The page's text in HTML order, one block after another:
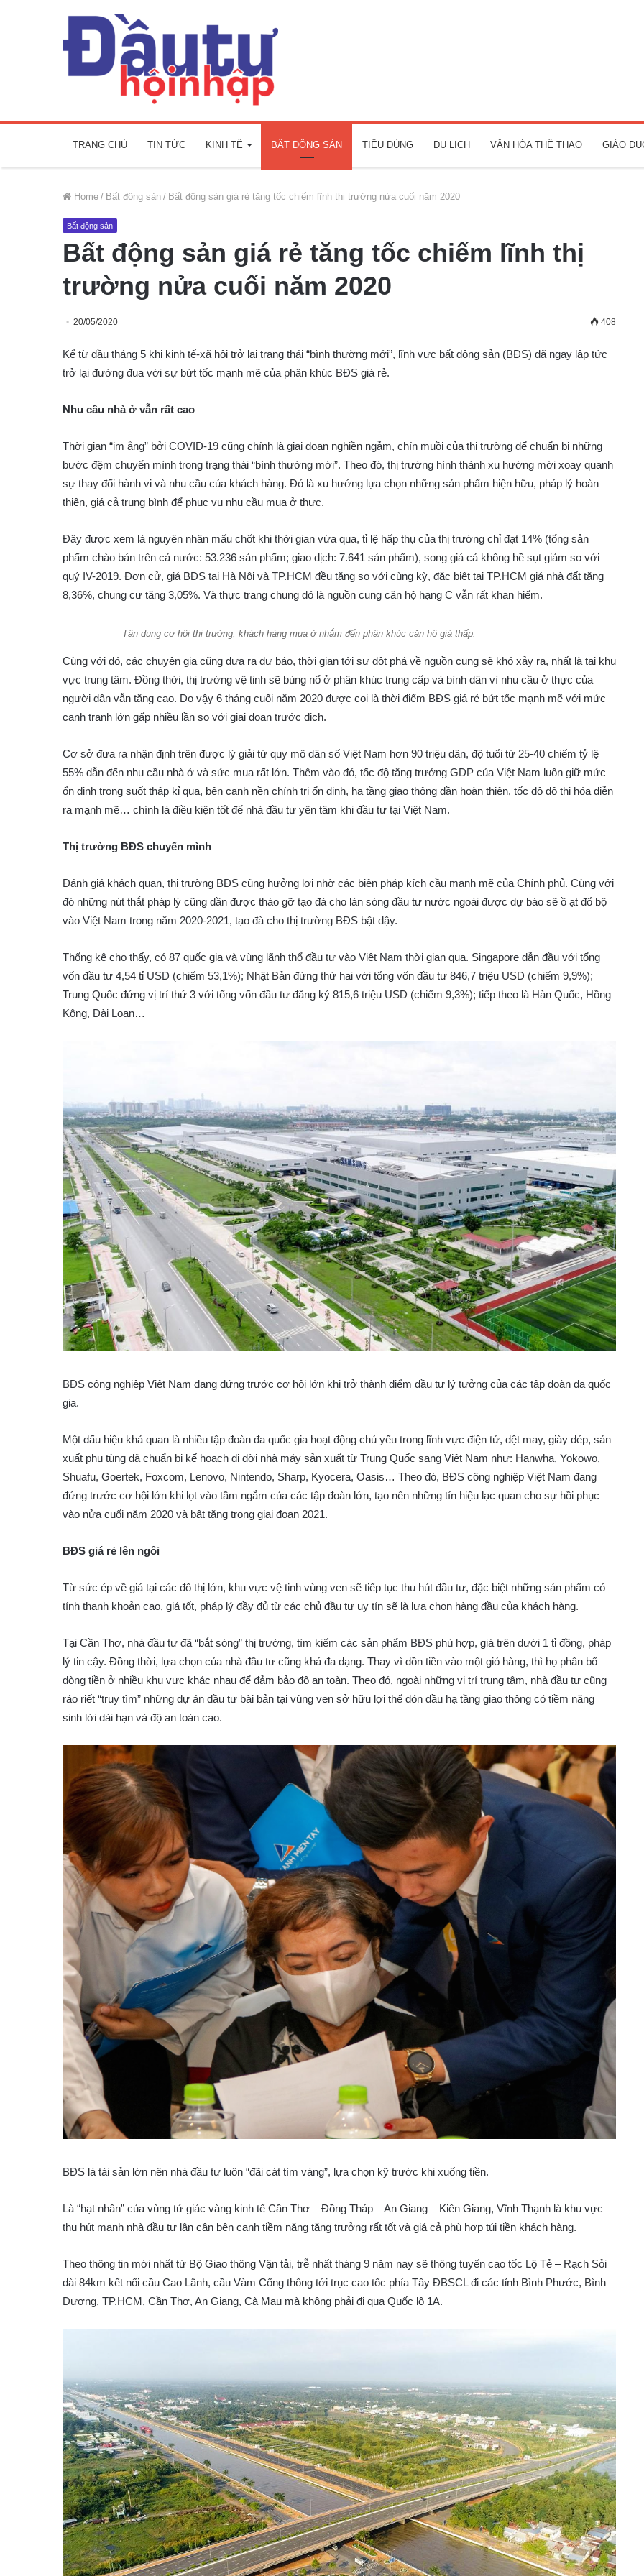
TRANG CHỦ TIN TỨC KINH TẾ BẤT ĐỘNG SẢN TIÊU DÙNG DU LỊCH VĂN HÓA THỂ THAO GIÁO
Home / Bất động sản / Bất động sản giá rẻ tăng tốc chiếm lĩnh thị trường nửa cuối năm 2020
Bất động sản
Bất động sản giá rẻ tăng tốc chiếm lĩnh thị
trường nửa cuối năm 2020
20/05/2020 408
Kể từ đầu tháng 5 khi kinh tế-xã hội trở lại trạng thái “bình thường mới”, lĩnh vực bất động sản (BĐS) đã ngay lập tức
trở lại đường đua với sự bứt tốc mạnh mẽ của phân khúc BĐS giá rẻ.
Nhu cầu nhà ở vẫn rất cao
Thời gian “im ắng” bởi COVID-19 cũng chính là giai đoạn nghiền ngẫm, chín muồi của thị trường để chuẩn bị những
bước đệm chuyển mình trong trạng thái “bình thường mới”. Theo đó, thị trường hình thành xu hướng mới xoay quanh
sự thay đổi hành vi và nhu cầu của khách hàng. Đó là xu hướng lựa chọn những sản phẩm hiện hữu, pháp lý hoàn
thiện, giá cả trung bình để phục vụ nhu cầu mua ở thực.
Đây được xem là nguyên nhân mấu chốt khi thời gian vừa qua, tỉ lệ hấp thụ của thị trường chỉ đạt 14% (tổng sản
phẩm chào bán trên cả nước: 53.236 sản phẩm; giao dịch: 7.641 sản phẩm), song giá cả không hề sụt giảm so với
quý IV-2019. Đơn cử, giá BĐS tại Hà Nội và TP.HCM đều tăng so với cùng kỳ, đặc biệt tại TP.HCM giá nhà đất tăng
8,36%, chung cư tăng 3,05%. Và thực trang chung đó là nguồn cung căn hộ hạng C vẫn rất khan hiếm.
Tận dụng cơ hội thị trường, khách hàng mua ở nhắm đến phân khúc căn hộ giá thấp.
Cùng với đó, các chuyên gia cũng đưa ra dự báo, thời gian tới sự đột phá về nguồn cung sẽ khó xảy ra, nhất là tại khu
vực trung tâm. Đồng thời, thị trường vệ tinh sẽ bùng nổ ở phân khúc trung cấp và bình dân vì nhu cầu ở thực của
người dân vẫn tăng cao. Do vậy 6 tháng cuối năm 2020 được coi là thời điểm BĐS giá rẻ bứt tốc mạnh mẽ với mức
cạnh tranh lớn gấp nhiều lần so với giai đoạn trước dịch.
Cơ sở đưa ra nhận định trên được lý giải từ quy mô dân số Việt Nam hơn 90 triệu dân, độ tuổi từ 25-40 chiếm tỷ lệ
55% dẫn đến nhu cầu nhà ở và sức mua rất lớn. Thêm vào đó, tốc độ tăng trưởng GDP của Việt Nam luôn giữ mức
ổn định trong suốt thập kỉ qua, bên cạnh nền chính trị ổn định, hạ tầng giao thông dần hoàn thiện, tốc độ đô thị hóa diễn
ra mạnh mẽ… chính là điều kiện tốt để nhà đầu tư yên tâm khi đầu tư tại Việt Nam.
Thị trường BĐS chuyển mình
Đánh giá khách quan, thị trường BĐS cũng hưởng lợi nhờ các biện pháp kích cầu mạnh mẽ của Chính phủ. Cùng với
đó những nút thắt pháp lý cũng dần được tháo gỡ tạo đà cho làn sóng đầu tư nước ngoài được dự báo sẽ ồ ạt đổ bộ
vào Việt Nam trong năm 2020-2021, tạo đà cho thị trường BĐS bật dậy.
Thống kê cho thấy, có 87 quốc gia và vùng lãnh thổ đầu tư vào Việt Nam thời gian qua. Singapore dẫn đầu với tổng
vốn đầu tư 4,54 tỉ USD (chiếm 53,1%); Nhật Bản đứng thứ hai với tổng vốn đầu tư 846,7 triệu USD (chiếm 9,9%);
Trung Quốc đứng vị trí thứ 3 với tổng vốn đầu tư đăng ký 815,6 triệu USD (chiếm 9,3%); tiếp theo là Hàn Quốc, Hồng
Kông, Đài Loan…
BĐS công nghiệp Việt Nam đang đứng trước cơ hội lớn khi trở thành điểm đầu tư lý tưởng của các tập đoàn đa quốc
gia.
Một dấu hiệu khả quan là nhiều tập đoàn đa quốc gia hoạt động chủ yếu trong lĩnh vực điện tử, dệt may, giày dép, sản
xuất phụ tùng đã chuẩn bị kế hoạch di dời nhà máy sản xuất từ Trung Quốc sang Việt Nam như: Hanwha, Yokowo,
Shuafu, Goertek, Foxcom, Lenovo, Nintendo, Sharp, Kyocera, Oasis… Theo đó, BĐS công nghiệp Việt Nam đang
đứng trước cơ hội lớn khi lọt vào tầm ngắm của các tập đoàn lớn, tạo nên những tín hiệu lạc quan cho sự hồi phục
vào nửa cuối năm 2020 và bật tăng trong giai đoạn 2021.
BĐS giá rẻ lên ngôi
Từ sức ép về giá tại các đô thị lớn, khu vực vệ tinh vùng ven sẽ tiếp tục thu hút đầu tư, đặc biệt những sản phẩm có
tính thanh khoản cao, giá tốt, pháp lý đầy đủ từ các chủ đầu tư uy tín sẽ là lựa chọn hàng đầu của khách hàng.
Tại Cần Thơ, nhà đầu tư đã “bắt sóng” thị trường, tìm kiếm các sản phẩm BĐS phù hợp, giá trên dưới 1 tỉ đồng, pháp
lý tin cậy. Đồng thời, lựa chọn của nhà đầu tư cũng khá đa dạng. Thay vì dồn tiền vào một giỏ hàng, thì họ phân bổ
dòng tiền ở nhiều khu vực khác nhau để đảm bảo độ an toàn. Theo đó, ngoài những vị trí trung tâm, nhà đầu tư cũng
ráo riết “truy tìm” những dự án đầu tư bài bản tại vùng ven sở hữu lợi thế đón đầu hạ tầng giao thông có tiềm năng
sinh lời dài hạn và độ an toàn cao.
BĐS là tài sản lớn nên nhà đầu tư luôn “đãi cát tìm vàng”, lựa chọn kỹ trước khi xuống tiền.
Là “hạt nhân” của vùng tứ giác vàng kinh tế Cần Thơ – Đồng Tháp – An Giang – Kiên Giang, Vĩnh Thạnh là khu vực
thu hút mạnh nhà đầu tư lân cận bên cạnh tiềm năng tăng trưởng rất tốt và giá cả phù hợp túi tiền khách hàng.
Theo thông tin mới nhất từ Bộ Giao thông Vận tải, trễ nhất tháng 9 năm nay sẽ thông tuyến cao tốc Lộ Tẻ – Rạch Sỏi
dài 84km kết nối cầu Cao Lãnh, cầu Vàm Cống thông tới trục cao tốc phía Tây ĐBSCL đi các tỉnh Bình Phước, Bình
Dương, TP.HCM, Cần Thơ, An Giang, Cà Mau mà không phải đi qua Quốc lộ 1A.